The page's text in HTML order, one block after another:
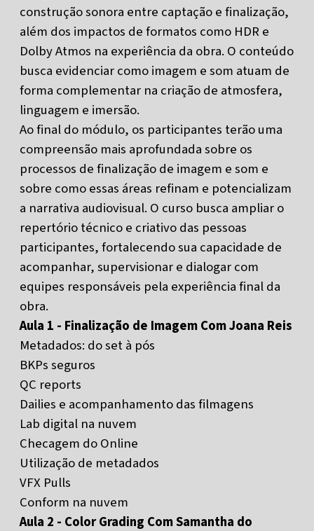
construção sonora entre captação e finalização,
além dos impactos de formatos como HDR e
Dolby Atmos na experiência da obra. O conteúdo
busca evidenciar como imagem e som atuam de
forma complementar na criação de atmosfera,
linguagem e imersão.
Ao final do módulo, os participantes terão uma
compreensão mais aprofundada sobre os
processos de finalização de imagem e som e
sobre como essas áreas refinam e potencializam
a narrativa audiovisual. O curso busca ampliar o
repertório técnico e criativo das pessoas
participantes, fortalecendo sua capacidade de
acompanhar, supervisionar e dialogar com
equipes responsáveis pela experiência final da
obra.
Aula 1 - Finalização de Imagem Com Joana Reis
Metadados: do set à pós
BKPs seguros
QC reports
Dailies e acompanhamento das filmagens
Lab digital na nuvem
Checagem do Online
Utilização de metadados
VFX Pulls
Conform na nuvem
Aula 2 - Color Grading Com Samantha do